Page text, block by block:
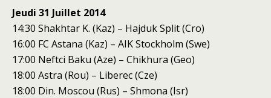
Jeudi 31 Juillet 2014
14:30 Shakhtar K. (Kaz) – Hajduk Split (Cro)
16:00 FC Astana (Kaz) – AIK Stockholm (Swe)
17:00 Neftci Baku (Aze) – Chikhura (Geo)
18:00 Astra (Rou) – Liberec (Cze)
18:00 Din. Moscou (Rus) – Shmona (Isr)